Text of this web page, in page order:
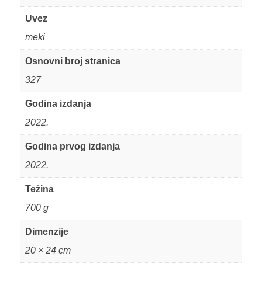
Uvez
meki
Osnovni broj stranica
327
Godina izdanja
2022.
Godina prvog izdanja
2022.
Težina
700 g
Dimenzije
20 × 24 cm